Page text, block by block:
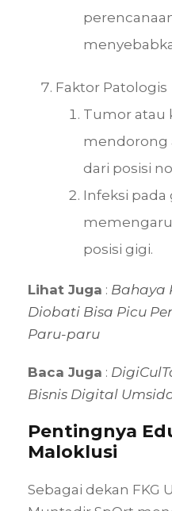
Faktor Patologis
Tumor atau
mendorong
dari posisi
Infeksi pada
posisi gigi.
Lihat Juga : Bahaya
Diobati Bisa Picu
Paru-paru
Baca Juga :
Bisnis Digital
Pentingnya
Maloklusi
Sebagai dekan FKG